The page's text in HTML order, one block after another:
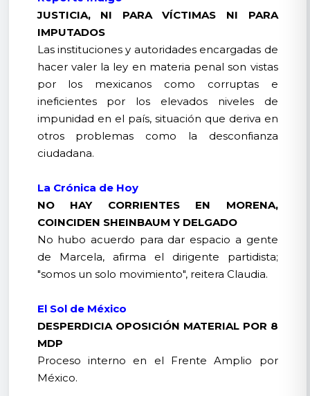
JUSTICIA, NI PARA VÍCTIMAS NI PARA
IMPUTADOS
Las instituciones y autoridades encargadas de
hacer valer la ley en materia penal son vistas
por los mexicanos como corruptas e
ineficientes por los elevados niveles de
impunidad en el país, situación que deriva en
otros problemas como la desconfianza
ciudadana.
La Crónica de Hoy
NO HAY CORRIENTES EN MORENA,
COINCIDEN SHEINBAUM Y DELGADO
No hubo acuerdo para dar espacio a gente
de Marcela, afirma el dirigente partidista;
"somos un solo movimiento", reitera Claudia.
El Sol de México
DESPERDICIA OPOSICIÓN MATERIAL POR 8
MDP
Proceso interno en el Frente Amplio por
México.